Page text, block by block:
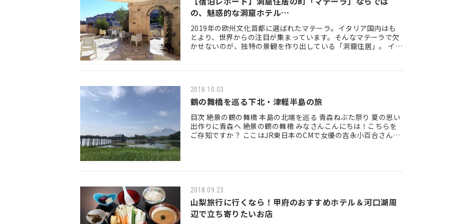
の、魅惑的な洞窟ホテル…
2019年の欧州文化首都に選ばれたマテーラ。イタリア国内はも
とより、世界からの注目が集まっています。そんなマテーラで欠
かせないのが、独特の景観を作り出している「洞窟住居」。 イタ
2018.10.03
鶴の舞橋を巡る下北・津軽半島の旅
目次 絶景の鶴の舞橋 本島の北端を巡る 青森ねぶた祭り 夏の思い
出作りに青森へ 絶景の鶴の舞橋 みなさんこんにちは！こちらを
ご存知ですか？ ここはJR東日本のCMで女優の吉永小百合さんが
2018.09.23
山梨旅行に行くなら！甲府のおすすめホテル＆河口湖周
辺で立ち寄りたいお店